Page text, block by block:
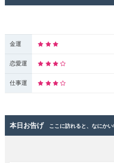
金運
恋愛運
仕事運
本日お告げ ここに訪れると、なにか